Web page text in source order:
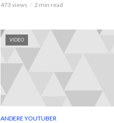
473 views 2 min read
VIDEO
ANDERE YOUTUBER